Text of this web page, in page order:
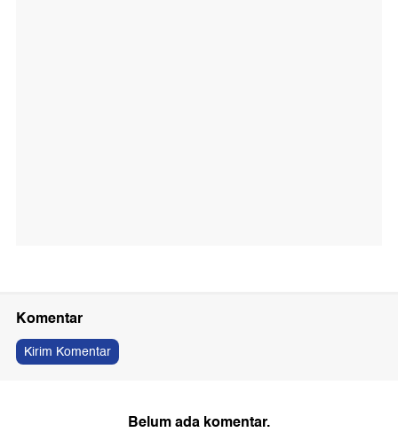
Komentar
Kirim Komentar
Belum ada komentar.